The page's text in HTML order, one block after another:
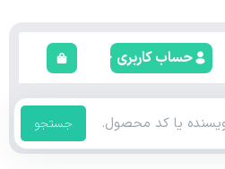
حساب کاربری
جستجو